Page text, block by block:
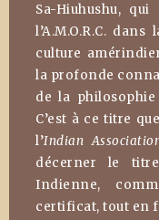
Sa-Hiuhushu,
l’A.M.O.R.C.
culture
la profonde
de la
C’est à ce titre
l’Indian
décerner le
Indienne,
certificat, tout en